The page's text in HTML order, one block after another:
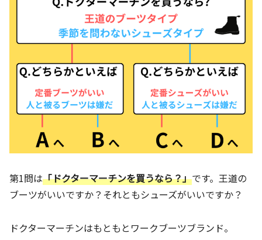
第1問は「ドクターマーチンを買うなら？」です。王道の
ブーツがいいですか？それともシューズがいいですか？
ドクターマーチンはもともとワークブーツブランド。